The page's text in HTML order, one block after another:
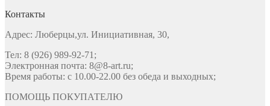
Контакты
Адрес: Люберцы,ул. Инициативная, 30,
Тел: 8 (926) 989-92-71;
Электронная почта: 8@8-art.ru;
Время работы: с 10.00-22.00 без обеда и выходных;
ПОМОЩЬ ПОКУПАТЕЛЮ